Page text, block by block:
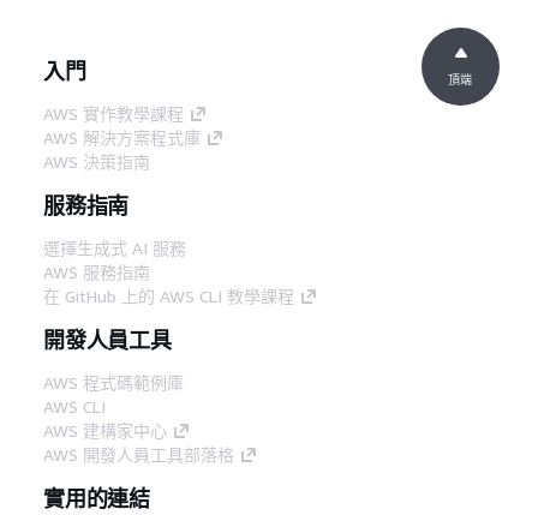
入門
AWS 實作教學課程
AWS 解決方案程式庫
AWS 決策指南
服務指南
選擇生成式 AI 服務
AWS 服務指南
在 GitHub 上的 AWS CLI 教學課程
開發人員工具
AWS 程式碼範例庫
AWS CLI
AWS 建構家中心
AWS 開發人員工具部落格
實用的連結
頂端